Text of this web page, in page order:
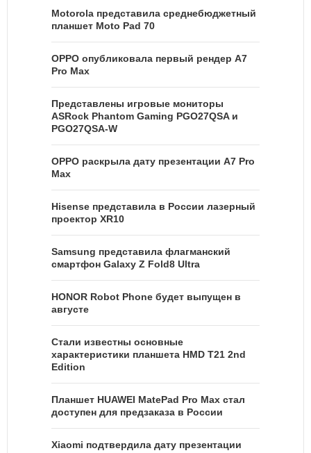
Motorola представила среднебюджетный
планшет Moto Pad 70
OPPO опубликовала первый рендер A7
Pro Max
Представлены игровые мониторы
ASRock Phantom Gaming PGO27QSA и
PGO27QSA-W
OPPO раскрыла дату презентации A7 Pro
Max
Hisense представила в России лазерный
проектор XR10
Samsung представила флагманский
смартфон Galaxy Z Fold8 Ultra
HONOR Robot Phone будет выпущен в
августе
Стали известны основные
характеристики планшета HMD T21 2nd
Edition
Планшет HUAWEI MatePad Pro Max стал
доступен для предзаказа в России
Xiaomi подтвердила дату презентации